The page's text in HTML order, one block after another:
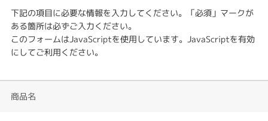
下記の項目に必要な情報を入力してください。「必須」マークが
ある箇所は必ずご入力ください。
このフォームはJavaScriptを使用しています。JavaScriptを有効
にしてご利用ください。
商品名